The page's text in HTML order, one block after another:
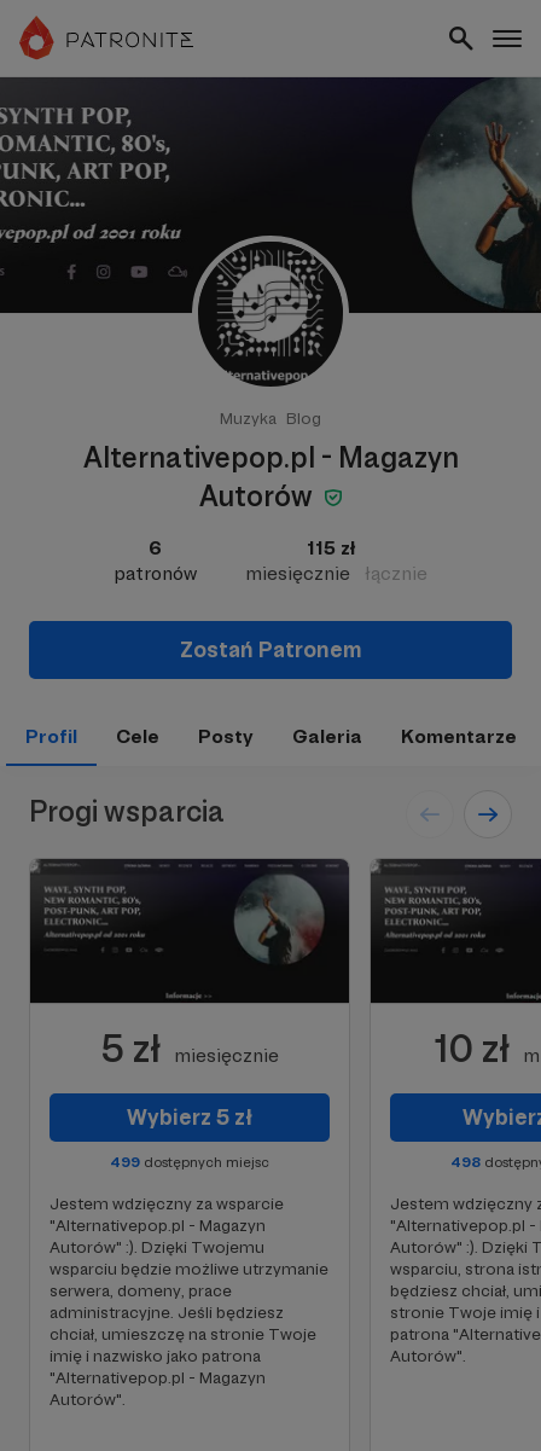
Muzyka Blog
Alternativepop.pl - Magazyn
Autorów
6
patronów
115 zł
miesięcznie
łącznie
Zostań Patronem
Profil Cele Posty Galeria Komentarze
Progi wsparcia
5 zł miesięcznie
Wybierz 5 zł
499 dostępnych miejsc
Jestem wdzięczny za wsparcie
"Alternativepop.pl - Magazyn
Autorów" :). Dzięki Twojemu
wsparciu będzie możliwe utrzymanie
serwera, domeny, prace
administracyjne. Jeśli będziesz
chciał, umieszczę na stronie Twoje
imię i nazwisko jako patrona
"Alternativepop.pl - Magazyn
Autorów".
10 zł
498
Jestem wdzięczny
"Alternativepop.pl -
Autorów" :). Dzięki
wsparciu, strona
będziesz chciał,
stronie Twoje imię
patrona
Autorów".